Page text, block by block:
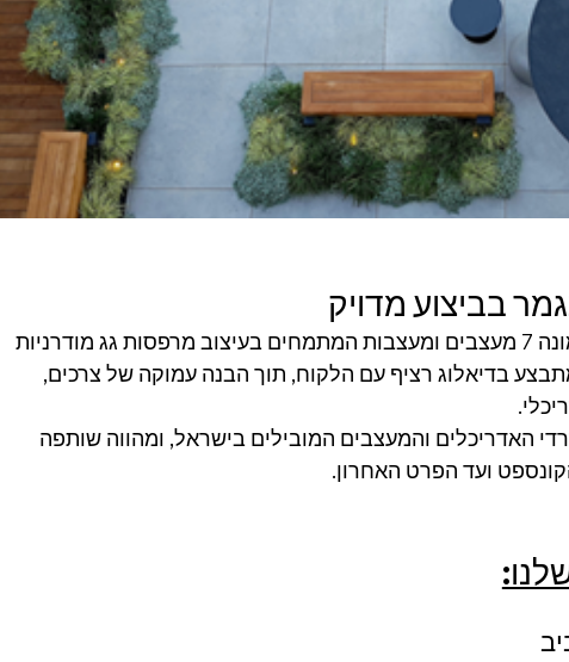
בביצוע מדויק
לגנן על הגג סטודיו תכנון ייעודי, המונה 7 מעצבים ומעצבות המתמחים בעיצוב מרפסות גג מודרניות
מתבצע בדיאלוג רציף עם הלקוח, תוך הבנה עמוקה של צרכים,
האדריכלים והמעצבים המובילים בישראל, ומהווה שותפה
ועד הפרט האחרון.